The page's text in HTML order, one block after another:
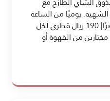
الشهية. يوميًا من الساعة
2:00 ظهرًا إلى الساعة 5 عصرًا| 190 ريال قطري لكل
من القهوة أو